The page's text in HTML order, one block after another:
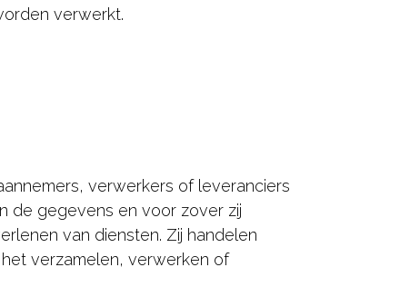
verwerkt.
verwerkers of leveranciers
de gegevens en voor zover zij
van diensten. Zij handelen
verzamelen, verwerken of